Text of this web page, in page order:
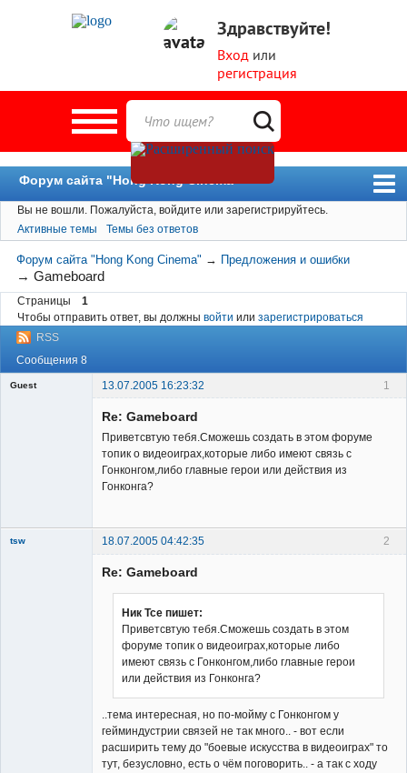
Здравствуйте!
Вход или
регистрация
Форум сайта "Hong Kong Cinema"
Форум
Новости
Пользователи
Поиск
Вы не вошли. Пожалуйста, войдите или зарегистрируйтесь.
Активные темы
Темы без ответов
Форум сайта "Hong Kong Cinema" → Предложения и ошибки
→Gameboard
Страницы
1
Чтобы отправить ответ, вы должны войти или зарегистрироваться
RSS
Сообщения 8
1
Guest
13.07.2005 16:23:32
Re: Gameboard
Приветсвтую тебя.Сможешь создать в этом форуме
топик о видеоиграх,которые либо имеют связь с
Гонконгом,либо главные герои или действия из
Гонконга?
2
tsw
18.07.2005 04:42:35
Re: Gameboard
Ник Тсе пишет:
Приветсвтую тебя.Сможешь создать в этом
форуме топик о видеоиграх,которые либо
имеют связь с Гонконгом,либо главные герои
или действия из Гонконга?
..тема интересная, но по-мойму с Гонконгом у
гейминдустрии связей не так много.. - вот если
расширить тему до "боевые искусства в видеоиграх" то
тут, безусловно, есть о чём поговорить.. - а так с ходу